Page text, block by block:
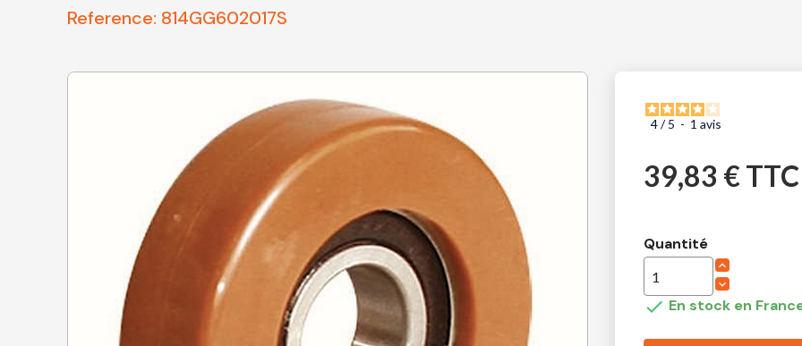
Reference: 814GG602017S
4/ 5 - 1 avis
39,83 € TTC
Quantité
 En stock en